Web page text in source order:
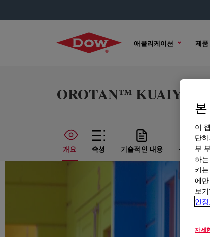
애플리케이션 제품
OROTAN™ KUAIYI
개요 속성 기술적인 내용 샘플 옵션
이
단
부
하
키
에
보
인
자세